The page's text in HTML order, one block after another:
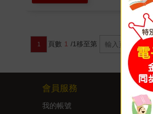
1 頁數 1 /1移至第
會員服務
我的帳號
客服
購物說